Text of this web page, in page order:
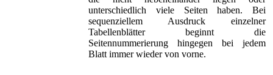
unterschiedlich viele Seiten haben. Bei
sequenziellem Ausdruck einzelner
Tabellenblätter beginnt die
Seitennummerierung hingegen bei jedem
Blatt immer wieder von vorne.